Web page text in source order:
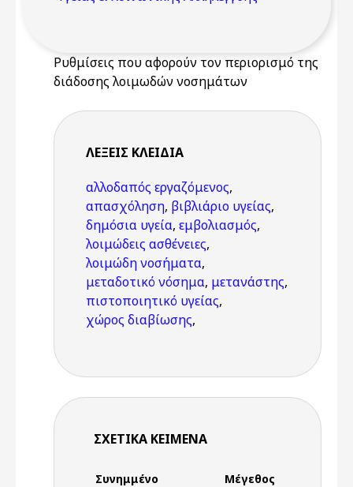
Ρυθμίσεις που αφορούν τον περιορισμό της
διάδοσης λοιμωδών νοσημάτων
ΛΈΞΕΙΣ KΛΕΙΔΙΆ
αλλοδαπός εργαζόμενος,
απασχόληση, βιβλιάριο υγείας,
δημόσια υγεία, εμβολιασμός,
λοιμώδεις ασθένειες,
λοιμώδη νοσήματα,
μεταδοτικό νόσημα, μετανάστης,
πιστοποιητικό υγείας,
χώρος διαβίωσης,
ΣΧΕΤΙΚΆ ΚΕΊΜΕΝΑ
Συνημμένο Μέγεθος